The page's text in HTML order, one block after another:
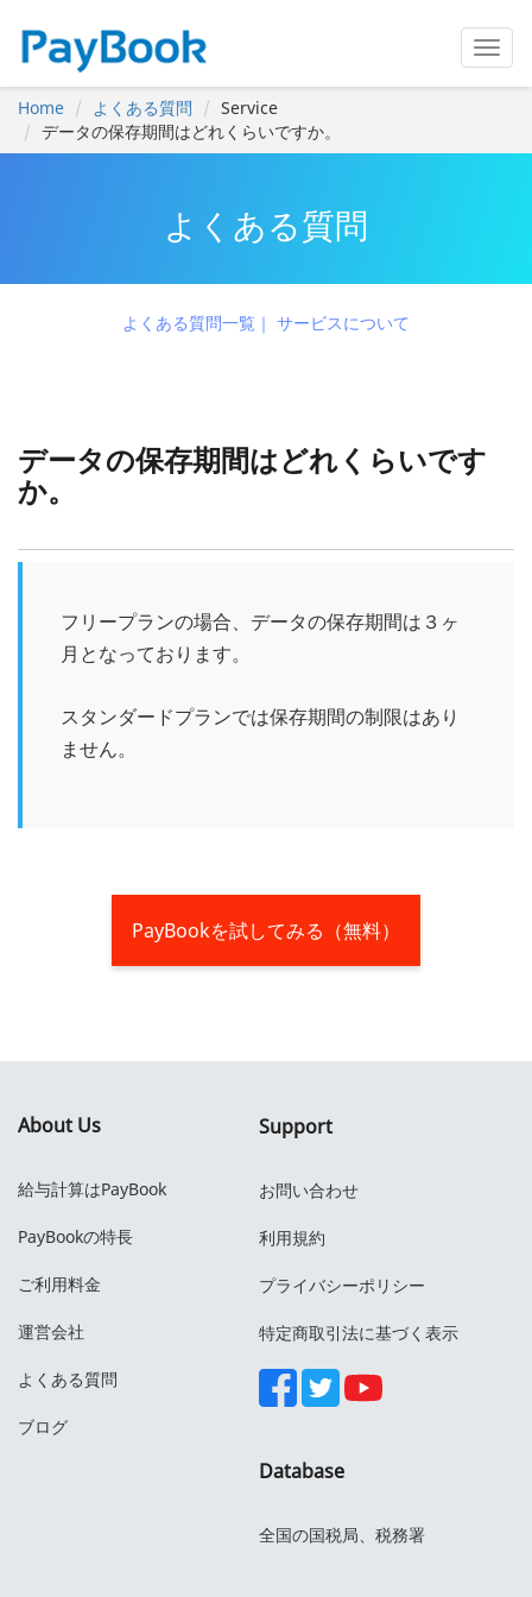
Home よくある質問
Service
データの保存期間はどれくらいですか。
よくある質問
よくある質問一覧 サービスについて
データの保存期間はどれくらいです
か。
フリープランの場合、データの保存期間は３ヶ
月となっております。
スタンダードプランでは保存期間の制限はあり
ません。
PayBookを試してみる（無料）
About Us
給与計算はPayBook
PayBookの特長
ご利用料金
運営会社
よくある質問
ブログ
Support
お問い合わせ
利用規約
プライバシーポリシー
特定商取引法に基づく表示
Database
全国の国税局、税務署